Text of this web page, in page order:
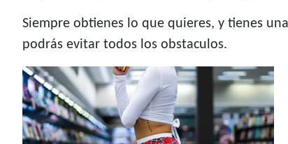
Siempre obtienes lo que quieres, y tienes
podrás evitar todos los obstaculos.